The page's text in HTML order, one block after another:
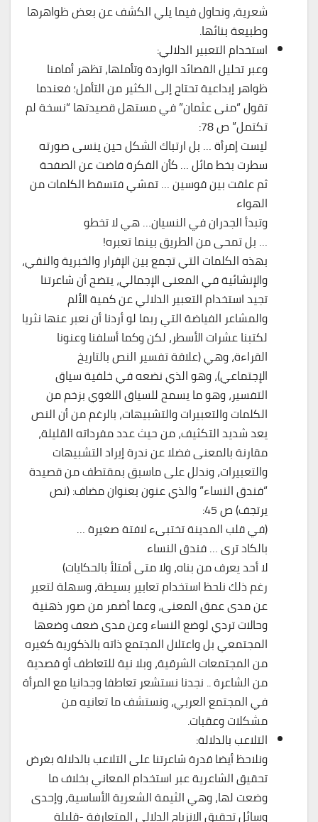
شعرية، ونحاول فيما يلي الكشف عن بعض ظواهرها
وطبيعة بنائها.
استخدام التعبير الدلالي:
وعبر تحليل القصائد الواردة وتأملها، تظهر أمامنا
ظواهر إبداعية تحتاج إلى الكثير من التأمل؛ فعندما
تقول “منى عثمان” في مستهل قصيدتها “نسخة لم
تكتمل” ص 78:
ليست إمرأة … بل ارتباك الشكل حين ينسى صورته
سطرت بخط مائل … كأن الفكرة فاضت عن الصفحة
ثم علقت بين قوسين … تمشي فتسقط الكلمات من
الهواء
وتبدأ الجدران في النسيان… هي لا تخطو
… بل تمحى من الطريق بينما تعبره!
بهذه الكلمات التي تجمع بين الإقرار والخبرية والنفي،
والإنشائية في المعنى الإجمالي، يتضح أن شاعرتنا
تجيد استخدام التعبير الدلالي عن كمية الألم
والمشاعر الفياضة التي ربما لو أردنا أن نعبر عنها نثريا
لكتبنا عشرات الأسطر، لكن وكما أسلفنا وعنونا
القراءة، وهي (علاقة تفسير النص بالتاريخ
الإجتماعي)، وهو الذي نضعه في خلفية سياق
التفسير، وهو ما يسمح للسياق اللغوي بزخم من
الكلمات والتعبيرات والتشبيهات، بالرغم من أن النص
يعد شديد التكثيف، من حيث عدد مفرداته القليلة،
مقارنة بالمعنى فضلا عن ندرة إيراد التشبيهات
والتعبيرات، وندلل على ماسبق بمقتطف من قصيدة
“فندق النساء” والذي عنون بعنوان مضاف: (نص
يرتجف) ص 45:
(في قلب المدينة تختبىء لافتة صغيرة …
بالكاد ترى … فندق النساء
لا أحد يعرف من بناه، ولا متى أمتلأ بالحكايات)
رغم ذلك نلحظ استخدام تعابير بسيطة، وسهلة لتعبر
عن مدى عمق المعنى، وعما أضمر من صور ذهنية
وحالات تردي لوضع النساء وعن مدى ضعف وضعها
المجتمعي بل واعتلال المجتمع ذاته بالذكورية كغيره
من المجتمعات الشرقية، وبلا نية للتعاطف أو قصدية
من الشاعرة .. نجدنا نستشعر تعاطفا وجدانيا مع المرأة
في المجتمع العربي، ونستشف ما تعانيه من
مشكلات وعقبات.
التلاعب بالدلالة:
ونلاحظ أيضا قدرة شاعرتنا على التلاعب بالدلالة بغرض
تحقيق الشاعرية عبر استخدام المعاني بخلاف ما
وضعت لها، وهي الثيمة الشعرية الأساسية، وإحدى
وسائل تحقيق الانزياح الدلالي المتعارفة -قليلة